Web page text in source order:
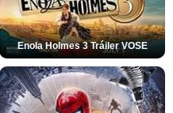
Enola Holmes 3 Tráiler VOSE